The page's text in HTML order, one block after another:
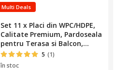
Multi Deals
Set 11 x Placi din WPC/HDPE,
Calitate Premium, Pardoseala
pentru Terasa si Balcon,
30x30x2 cm, Sistem Easy Click,
1 mp, Gri Antracit
5 (1)
în stoc